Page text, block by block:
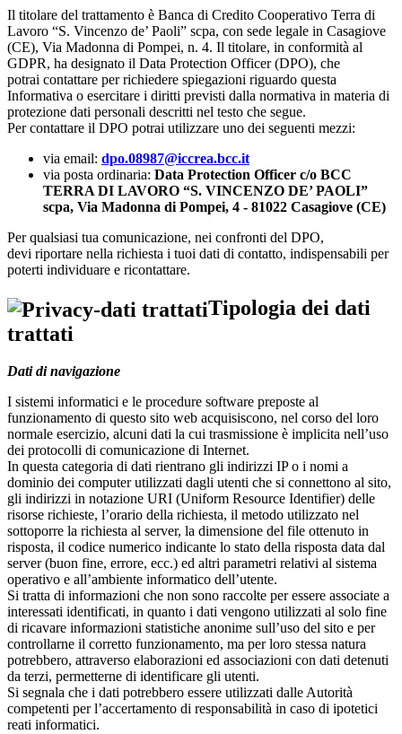
Il titolare del trattamento è Banca di Credito Cooperativo Terra di
Lavoro “S. Vincenzo de’ Paoli” scpa, con sede legale in Casagiove
(CE), Via Madonna di Pompei, n. 4. Il titolare, in conformità al
GDPR, ha designato il Data Protection Officer (DPO), che
potrai contattare per richiedere spiegazioni riguardo questa
Informativa o esercitare i diritti previsti dalla normativa in materia di
protezione dati personali descritti nel testo che segue.
Per contattare il DPO potrai utilizzare uno dei seguenti mezzi:
via email: dpo.08987@iccrea.bcc.it
via posta ordinaria: Data Protection Officer c/o BCC
TERRA DI LAVORO “S. VINCENZO DE’ PAOLI”
scpa, Via Madonna di Pompei, 4 - 81022 Casagiove (CE)
Per qualsiasi tua comunicazione, nei confronti del DPO,
devi riportare nella richiesta i tuoi dati di contatto, indispensabili per
poterti individuare e ricontattare.
Tipologia dei dati
trattati
Dati di navigazione
I sistemi informatici e le procedure software preposte al
funzionamento di questo sito web acquisiscono, nel corso del loro
normale esercizio, alcuni dati la cui trasmissione è implicita nell’uso
dei protocolli di comunicazione di Internet.
In questa categoria di dati rientrano gli indirizzi IP o i nomi a
dominio dei computer utilizzati dagli utenti che si connettono al sito,
gli indirizzi in notazione URI (Uniform Resource Identifier) delle
risorse richieste, l’orario della richiesta, il metodo utilizzato nel
sottoporre la richiesta al server, la dimensione del file ottenuto in
risposta, il codice numerico indicante lo stato della risposta data dal
server (buon fine, errore, ecc.) ed altri parametri relativi al sistema
operativo e all’ambiente informatico dell’utente.
Si tratta di informazioni che non sono raccolte per essere associate a
interessati identificati, in quanto i dati vengono utilizzati al solo fine
di ricavare informazioni statistiche anonime sull’uso del sito e per
controllarne il corretto funzionamento, ma per loro stessa natura
potrebbero, attraverso elaborazioni ed associazioni con dati detenuti
da terzi, permetterne di identificare gli utenti.
Si segnala che i dati potrebbero essere utilizzati dalle Autorità
competenti per l’accertamento di responsabilità in caso di ipotetici
reati informatici.